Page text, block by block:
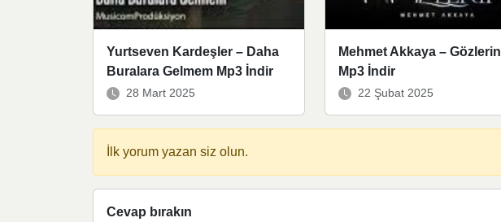
Yurtseven Kardeşler – Daha
Buralara Gelmem Mp3 İndir
28 Mart 2025
Mehmet Akkaya – Gözlerin
Mp3 İndir
22 Şubat 2025
İlk yorum yazan siz olun.
Cevap bırakın